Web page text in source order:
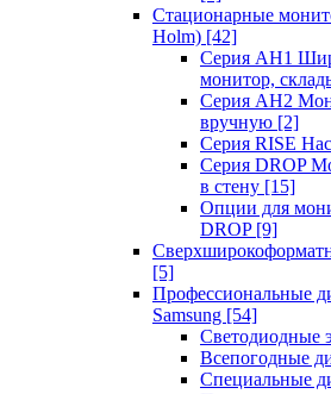
Стационарные
Holm) [42]
Серия AH1
монитор,
Серия AH2
вручную [2]
Серия RISE
Серия DROP
в стену [15]
Опции для
DROP [9]
[5]
Профессиональные
Samsung [54]
Светодиодные
Всепогодные
Специальные